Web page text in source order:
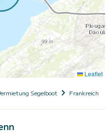
Leaflet
Segelboot Frankreich